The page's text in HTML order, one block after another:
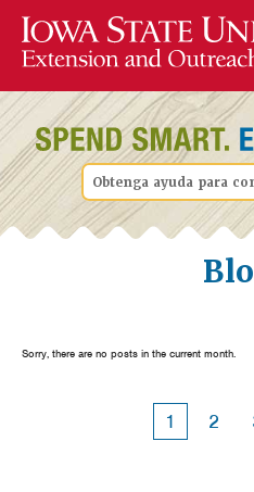
Obtenga ayuda para
Sorry, there are no posts in the current month.
1 2